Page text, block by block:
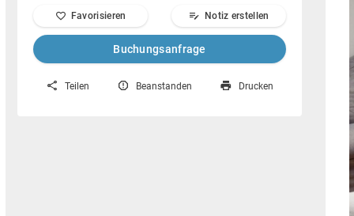
Favorisieren Notiz erstellen
Buchungsanfrage
Teilen Beanstanden Drucken